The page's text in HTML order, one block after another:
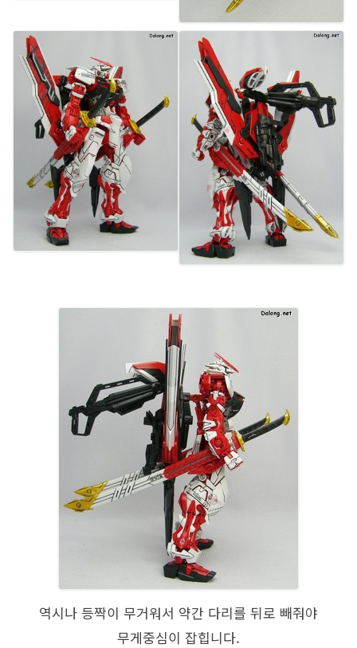
역시나 등짝이 무거워서 약간 다리를 뒤로 빼줘야
무게중심이 잡힙니다.